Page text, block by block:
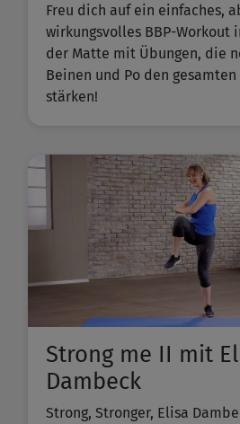
Freu dich auf ein einfaches,
wirkungsvolles BBP-Workout
der Matte mit Übungen, die
Beinen und Po den
stärken!
Strong me II mit
Dambeck
Strong, Stronger, Elisa